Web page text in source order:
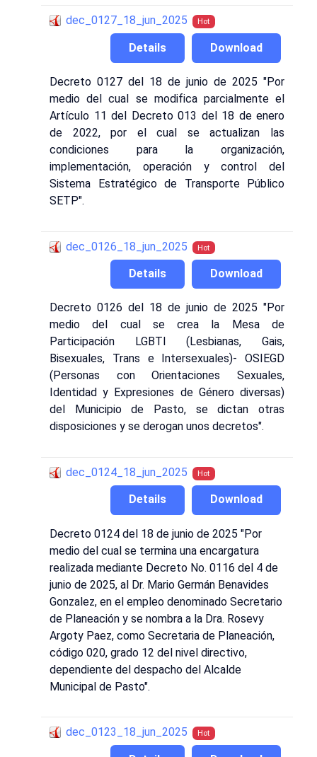
dec_0127_18_jun_2025 Hot
Download
Details
Decreto 0127 del 18 de junio de 2025 "Por
medio del cual se modifica parcialmente el
Artículo 11 del Decreto 013 del 18 de enero
de 2022, por el cual se actualizan las
condiciones para la organización,
implementación, operación y control del
Sistema Estratégico de Transporte Público
SETP".
dec_0126_18_jun_2025 Hot
Download
Details
Decreto 0126 del 18 de junio de 2025 "Por
medio del cual se crea la Mesa de
Participación LGBTI (Lesbianas, Gais,
Bisexuales, Trans e Intersexuales)- OSIEGD
(Personas con Orientaciones Sexuales,
Identidad y Expresiones de Género diversas)
del Municipio de Pasto, se dictan otras
disposiciones y se derogan unos decretos".
dec_0124_18_jun_2025 Hot
Download
Details
Decreto 0124 del 18 de junio de 2025 "Por
medio del cual se termina una encargatura
realizada mediante Decreto No. 0116 del 4 de
junio de 2025, al Dr. Mario Germán Benavides
Gonzalez, en el empleo denominado Secretario
de Planeación y se nombra a la Dra. Rosevy
Argoty Paez, como Secretaria de Planeación,
código 020, grado 12 del nivel directivo,
dependiente del despacho del Alcalde
Municipal de Pasto".
dec_0123_18_jun_2025 Hot